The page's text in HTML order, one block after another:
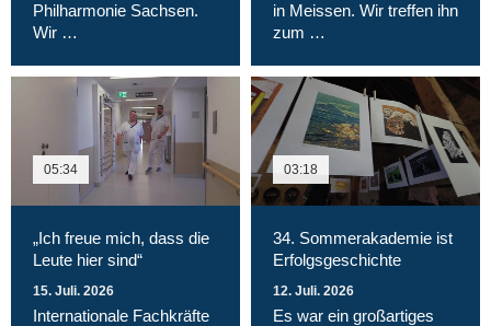
Philharmonie Sachsen.
Wir …
in Meissen. Wir treffen ihn
zum …
05:34
„Ich freue mich, dass die
Leute hier sind“
15. Juli. 2026
Internationale Fachkräfte
03:18
34. Sommerakademie ist
Erfolgsgeschichte
12. Juli. 2026
Es war ein großartiges